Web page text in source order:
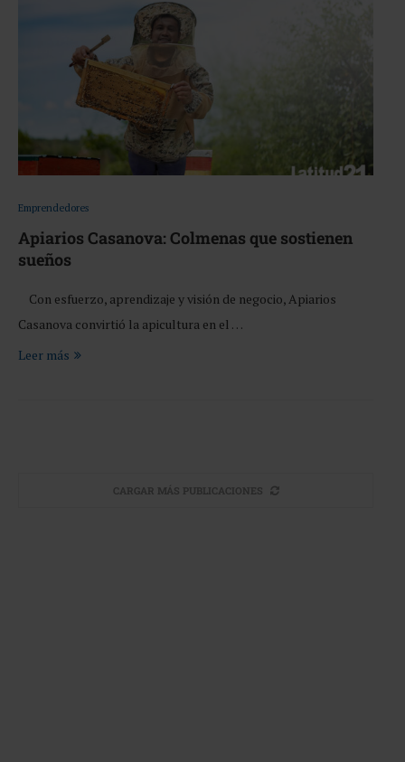
Emprendedores
Apiarios Casanova: Colmenas que sostienen
sueños
Con esfuerzo, aprendizaje y visión de negocio, Apiarios
Casanova convirtió la apicultura en el …
Leer más
CARGAR MÁS PUBLICACIONES